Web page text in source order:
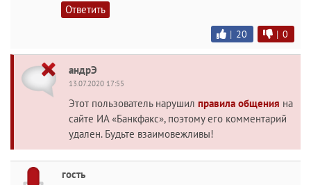
Ответить
| 20 | 0
андрЭ
13.07.2020 17:55
Этот пользователь нарушил правила общения на
сайте ИА «Банкфакс», поэтому его комментарий
удален. Будьте взаимовежливы!
гость